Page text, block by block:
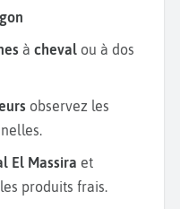
à cheval ou à dos
observez les
El Massira et
produits frais.